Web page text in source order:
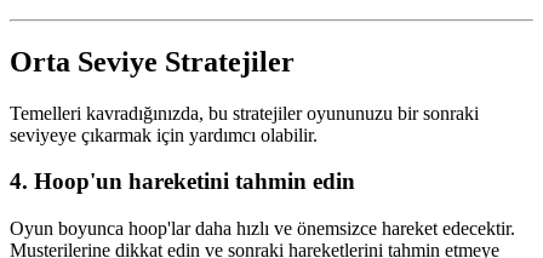
Orta Seviye Stratejiler
Temelleri kavradığınızda, bu stratejiler oyununuzu bir sonraki
seviyeye çıkarmak için yardımcı olabilir.
4. Hoop'un hareketini tahmin edin
Oyun boyunca hoop'lar daha hızlı ve önemsizce hareket edecektir.
Musterilerine dikkat edin ve sonraki hareketlerini tahmin etmeye